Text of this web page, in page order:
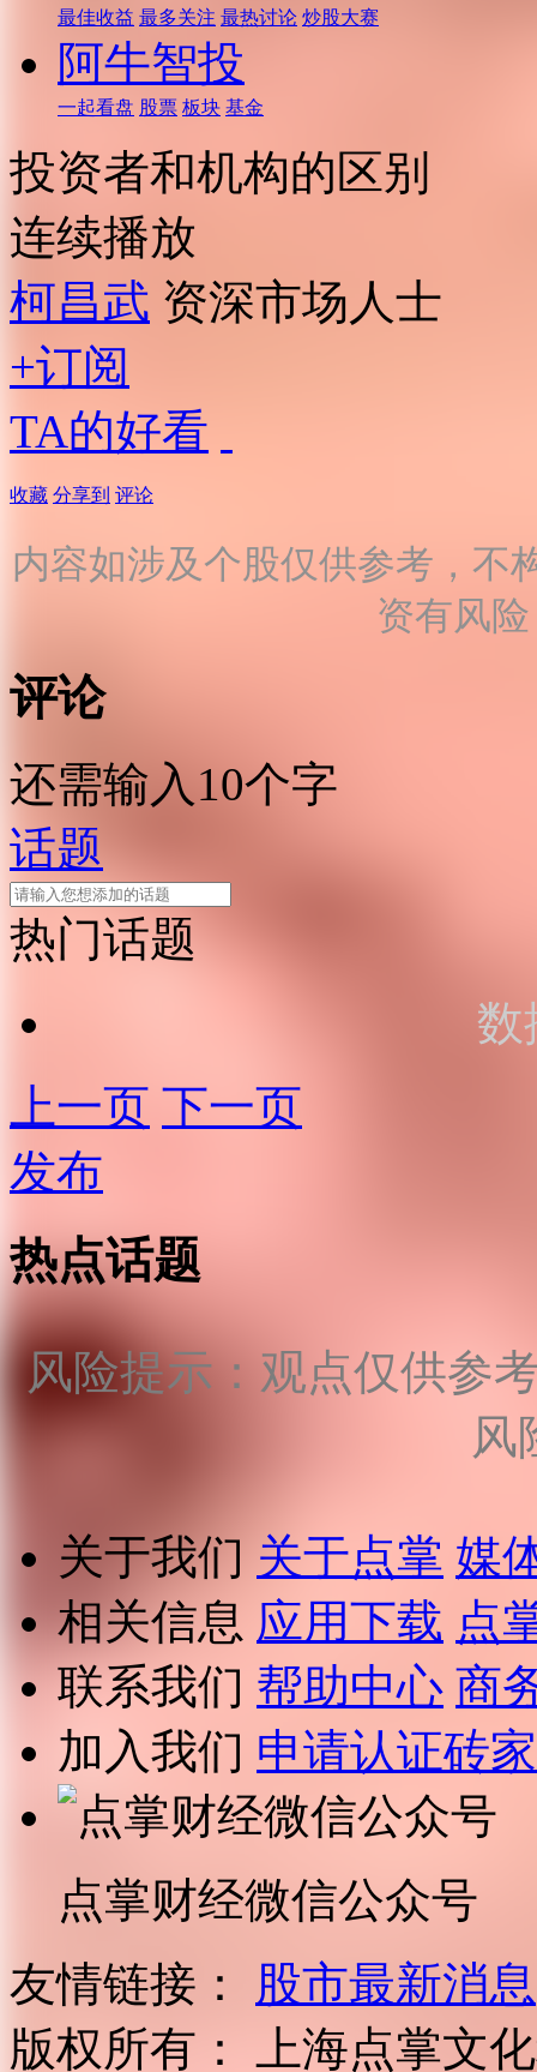
最佳收益 最多关注 最热讨论 炒股大赛
阿牛智投
一起看盘 股票 板块 基金
投资者和机构的区别
连续播放
柯昌武 资深市场人士
+订阅
TA的好看
收藏 分享到 评论
内容如涉及个股仅供参考，不
资有风
评论
还需输入10个字
话题
热门话题
数
上一页 下一页
发布
热点话题
风险提示：观点仅供参
风
关于我们 关于点掌 媒
相关信息 应用下载 点
联系我们 帮助中心 商
加入我们 申请认证砖家
点掌财经微信公众号
友情链接：
股市最新消息
版权所有：
上海点掌文